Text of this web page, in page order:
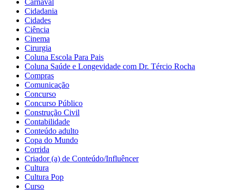
Cidadania
Cidades
Ciência
Cinema
Cirurgia
Coluna Escola Para Pais
Coluna Saúde e Longevidade com Dr. Tércio Rocha
Compras
Comunicação
Concurso
Concurso Público
Construção Civil
Contabilidade
Conteúdo adulto
Copa do Mundo
Corrida
Criador (a) de Conteúdo/Influêncer
Cultura
Cultura Pop
Curso